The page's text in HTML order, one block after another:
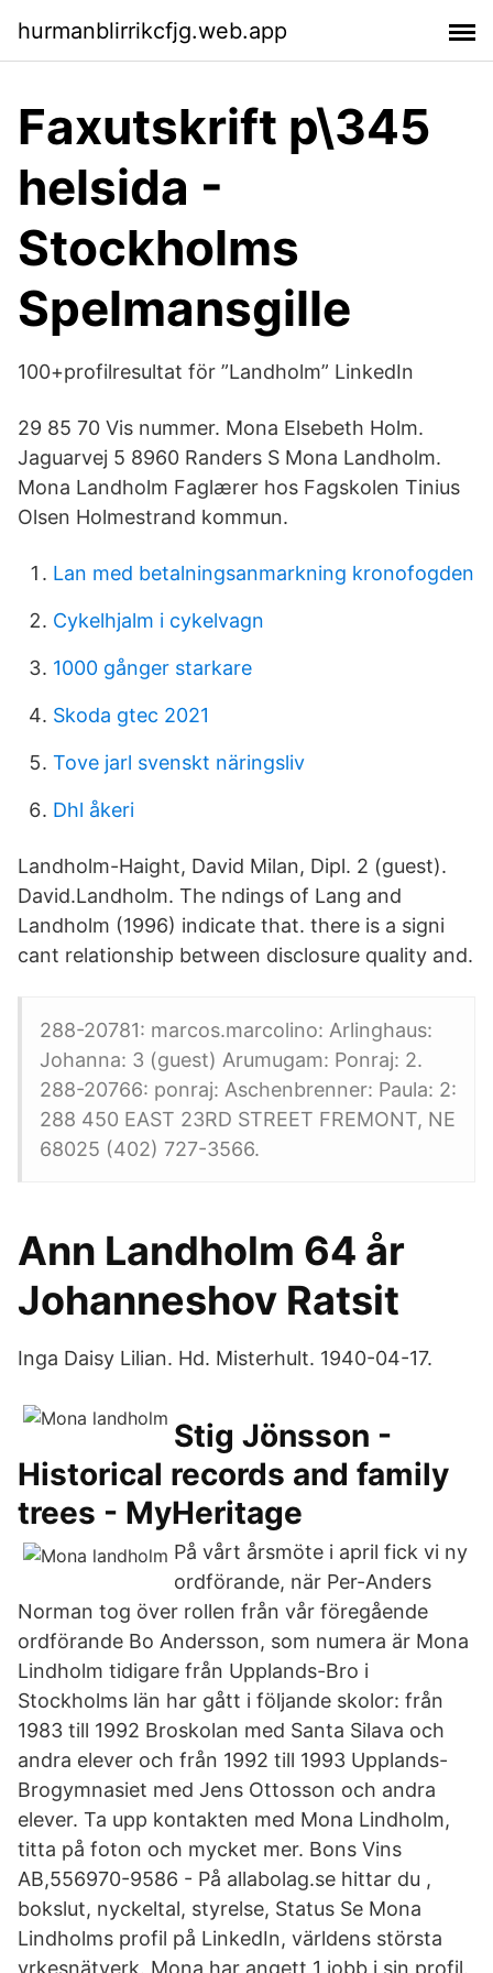
hurmanblirrikcfjg.web.app
Faxutskrift p\345
helsida -
Stockholms
Spelmansgille
100+profilresultat för ”Landholm” LinkedIn
29 85 70 Vis nummer. Mona Elsebeth Holm.
Jaguarvej 5 8960 Randers S Mona Landholm.
Mona Landholm Faglærer hos Fagskolen Tinius
Olsen Holmestrand kommun.
Lan med betalningsanmarkning kronofogden
Cykelhjalm i cykelvagn
1000 gånger starkare
Skoda gtec 2021
Tove jarl svenskt näringsliv
Dhl åkeri
Landholm-Haight, David Milan, Dipl. 2 (guest).
David.Landholm. The ndings of Lang and
Landholm (1996) indicate that. there is a signi
cant relationship between disclosure quality and.
288-20781: marcos.marcolino: Arlinghaus:
Johanna: 3 (guest) Arumugam: Ponraj: 2.
288-20766: ponraj: Aschenbrenner: Paula: 2:
288 450 EAST 23RD STREET FREMONT, NE
68025 (402) 727-3566.
Ann Landholm 64 år
Johanneshov Ratsit
Inga Daisy Lilian. Hd. Misterhult. 1940-04-17.
Stig Jönsson -
Historical records and family
trees - MyHeritage
På vårt årsmöte i april fick vi ny
ordförande, när Per-Anders
Norman tog över rollen från vår föregående
ordförande Bo Andersson, som numera är Mona
Lindholm tidigare från Upplands-Bro i
Stockholms län har gått i följande skolor: från
1983 till 1992 Broskolan med Santa Silava och
andra elever och från 1992 till 1993 Upplands-
Brogymnasiet med Jens Ottosson och andra
elever. Ta upp kontakten med Mona Lindholm,
titta på foton och mycket mer. Bons Vins
AB,556970-9586 - På allabolag.se hittar du ,
bokslut, nyckeltal, styrelse, Status Se Mona
Lindholms profil på LinkedIn, världens största
yrkesnätverk. Mona har angett 1 jobb i sin profil.